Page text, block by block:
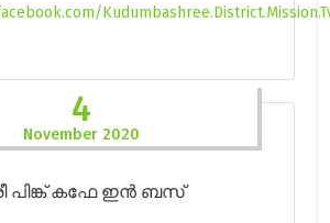
4
November 2020
പിങ്ക് കഫേ ഇൻ ബസ്